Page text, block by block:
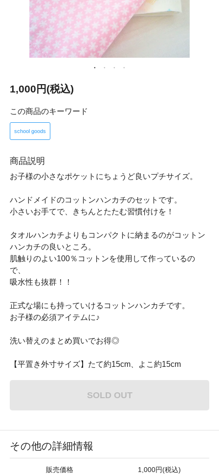
1,000円(税込)
この商品のキーワード
school goods
商品説明
お子様の小さなポケットにちょうど良いプチサイズ。
ハンドメイドのコットンハンカチのセットです。
小さいお手てで、きちんとたたむ習慣付けを！
タオルハンカチよりもコンパクトに納まるのがコットン
ハンカチの良いところ。
肌触りのよい100％コットンを使用して作っているの
で、
吸水性も抜群！！
正式な場にも持っていけるコットンハンカチです。
お子様の必須アイテムに♪
洗い替えのまとめ買いでお得◎
【平置き外寸サイズ】たて約15cm、よこ約15cm
SOLD OUT
その他の詳細情報
販売価格 1,000円(税込)